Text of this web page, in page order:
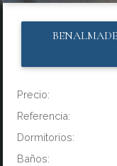
Precio:
Referencia:
Dormitorios:
Baños: